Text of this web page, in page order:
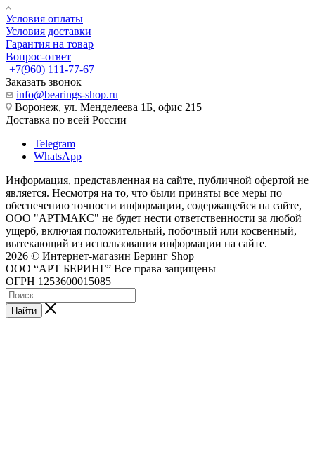
Условия оплаты
Условия доставки
Гарантия на товар
Вопрос-ответ
+7(960) 111-77-67
Заказать звонок
info@bearings-shop.ru
Воронеж, ул. Менделеева 1Б, офис 215
Доставка по всей России
Telegram
WhatsApp
Информация, представленная на сайте, публичной офертой не
является. Несмотря на то, что были приняты все меры по
обеспечению точности информации, содержащейся на сайте,
ООО "АРТМАКС" не будет нести ответственности за любой
ущерб, включая положительный, побочный или косвенный,
вытекающий из использования информации на сайте.
2026 © Интернет-магазин Беринг Shop
ООО “АРТ БЕРИНГ” Все права защищены
ОГРН 1253600015085
Найти